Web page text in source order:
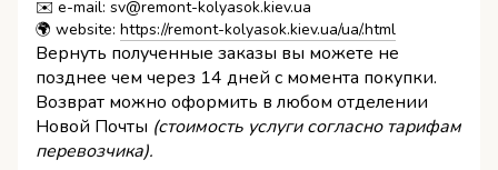
✉️ e-mail: sv@remont-kolyasok.kiev.ua
🌍 website: https://remont-kolyasok.kiev.ua/ua/.html
Вернуть полученные заказы вы можете не
позднее чем через 14 дней с момента покупки.
Возврат можно оформить в любом отделении
Новой Почты (стоимость услуги согласно тарифам
перевозчика).